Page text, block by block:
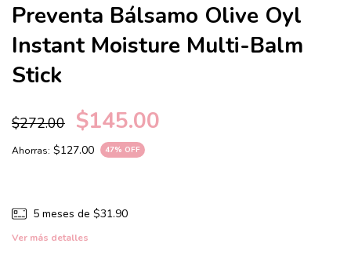
Preventa Bálsamo Olive Oyl
Instant Moisture Multi-Balm
Stick
$272.00 $145.00
Ahorras: $127.00 47% OFF
5 meses de $31.90
Ver más detalles